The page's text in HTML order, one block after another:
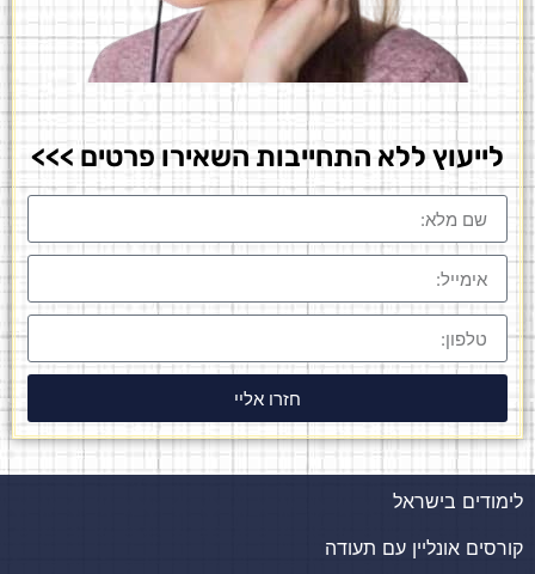
לייעוץ ללא התחייבות השאירו פרטים >>>
חזרו אליי
לימודים בישראל
קורסים אונליין עם תעודה